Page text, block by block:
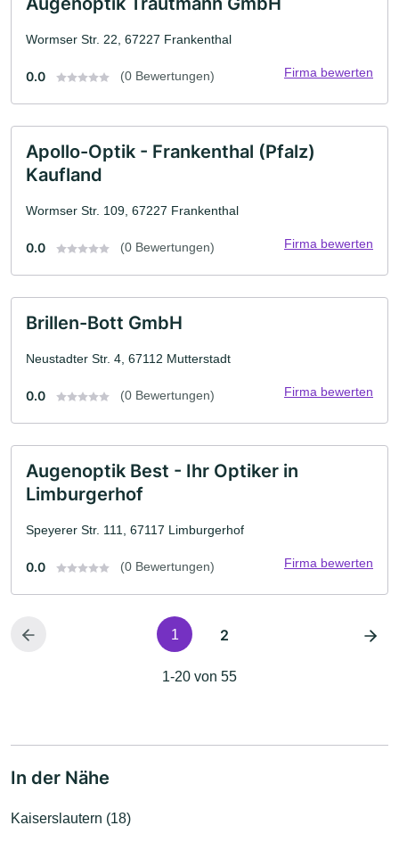
Wormser Str. 22, 67227 Frankenthal
0.0 (0 Bewertungen) Firma bewerten
Apollo-Optik - Frankenthal (Pfalz)
Kaufland
Wormser Str. 109, 67227 Frankenthal
0.0 (0 Bewertungen) Firma bewerten
Brillen-Bott GmbH
Neustadter Str. 4, 67112 Mutterstadt
0.0 (0 Bewertungen) Firma bewerten
Augenoptik Best - Ihr Optiker in
Limburgerhof
Speyerer Str. 111, 67117 Limburgerhof
0.0 (0 Bewertungen) Firma bewerten
1 2
1-20 von 55
In der Nähe
Kaiserslautern (18)